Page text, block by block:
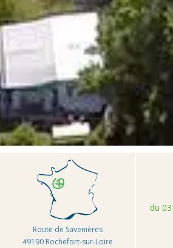
Accueil>Camping et Location de
Les Plages de Loire
Route de Savenières
49190 Rochefort-sur-Loire
du